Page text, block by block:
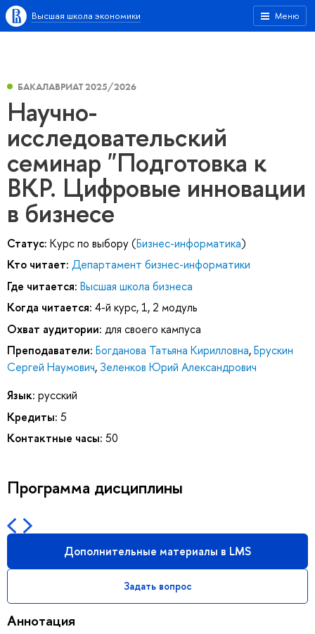
Меню
Высшая школа экономики
БАКАЛАВРИАТ 2025/2026
Научно-
исследовательский
семинар "Подготовка к
ВКР. Цифровые инновации
в бизнесе
Статус: Курс по выбору (Бизнес-информатика)
Кто читает: Департамент бизнес-информатики
Где читается: Высшая школа бизнеса
Когда читается: 4-й курс, 1, 2 модуль
Охват аудитории: для своего кампуса
Преподаватели: Богданова Татьяна Кирилловна,Брускин
Сергей Наумович, Зеленков Юрий Александрович
Язык: русский
Кредиты: 5
Контактные часы: 50
Программа дисциплины
Дополнительные материалы в LMS
Задать вопрос
Аннотация